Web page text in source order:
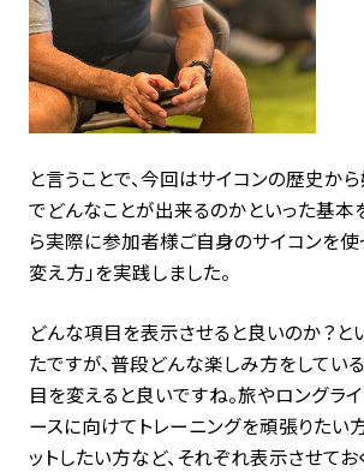
と言うことで、今回はサイコンの歴史から
でどんなことが出来るのかといった基本
ら実際に参加者様ご自身のサイコンを使
変え方」を実践しました。
どんな項目を表示させると良いのか？と
たですが、普段どんな楽しみ方をしてい
目を変えると良いですね。旅やロングラ
ースに向けてトレーニングを頑張りたい
ットしたい方など、それぞれ表示させて